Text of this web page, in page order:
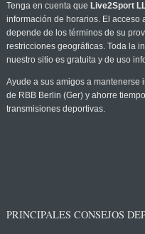
Tenga en cuenta que Live2Sport
información de horarios. El acceso
depende de los términos de su
restricciones geográficas. Toda la
nuestro sitio es gratuita y de uso
Ayude a sus amigos a
de RBB Berlin (Ger) y ahorre
transmisiones deportivas.
PRINCIPALES CONSEJOS